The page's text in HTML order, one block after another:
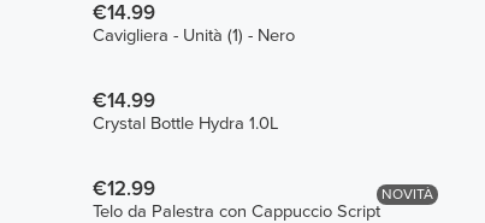
€14.99
Cavigliera - Unità (1) - Nero
€14.99
Crystal Bottle Hydra 1.0L
NOVITÀ
€12.99
Telo da Palestra con Cappuccio Script